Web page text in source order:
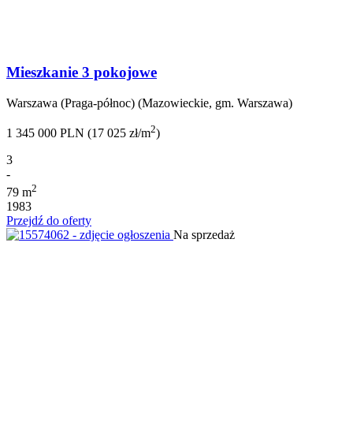
Mieszkanie 3 pokojowe
Warszawa (Praga-północ) (Mazowieckie, gm. Warszawa)
1 345 000 PLN (17 025 zł/m2)
3
-
79 m2
1983
Przejdź do oferty
Na sprzedaż